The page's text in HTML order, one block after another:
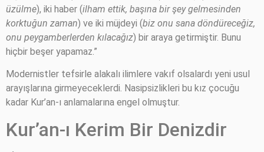
üzülme), iki haber (ilham ettik, başına bir şey gelmesinden
korktuğun zaman) ve iki müjdeyi (biz onu sana döndüreceğiz,
onu peygamberlerden kılacağız) bir araya getirmiştir. Bunu
hiçbir beşer yapamaz.”
Modernistler tefsirle alakalı ilimlere vakıf olsalardı yeni usul
arayışlarına girmeyeceklerdi. Nasipsizlikleri bu kız çocuğu
kadar Kur’an-ı anlamalarına engel olmuştur.
Kur’an-ı Kerim Bir Denizdir